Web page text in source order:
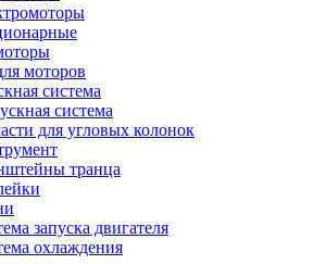
моторов
система
система
для угловых колонок
транца
запуска двигателя
охлаждения